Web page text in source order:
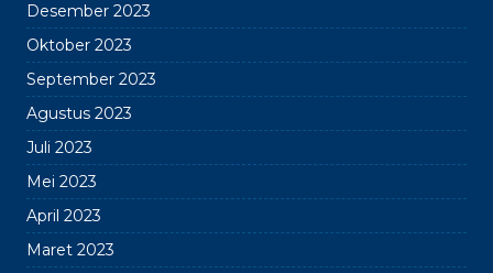
Desember 2023
Oktober 2023
September 2023
Agustus 2023
Juli 2023
Mei 2023
April 2023
Maret 2023